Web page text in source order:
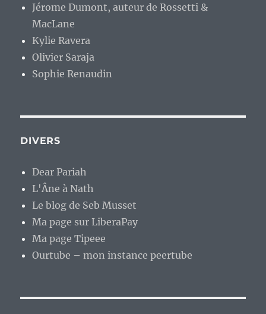
Jérome Dumont, auteur de Rossetti &
MacLane
Kylie Ravera
Olivier Saraja
Sophie Renaudin
DIVERS
Dear Pariah
L'Âne à Nath
Le blog de Seb Musset
Ma page sur LiberaPay
Ma page Tipeee
Ourtube – mon instance peertube